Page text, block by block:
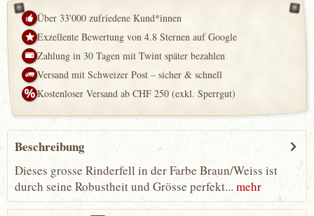
Über 33'000 zufriedene Kund*innen
Exzellente Bewertung von 4.8 Sternen auf Google
Zahlung in 30 Tagen mit Twint später bezahlen
Versand mit Schweizer Post – sicher & schnell
Kostenloser Versand ab CHF 250 (exkl. Sperrgut)
Beschreibung
Dieses grosse Rinderfell in der Farbe Braun/Weiss ist
durch seine Robustheit und Grösse perfekt... mehr